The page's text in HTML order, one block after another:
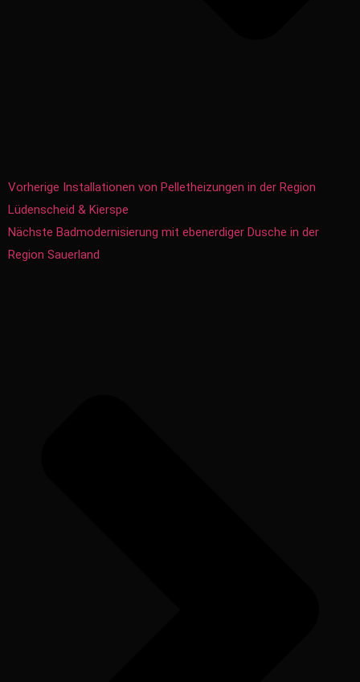
Vorherige Installationen von Pelletheizungen in der Region
Lüdenscheid & Kierspe
Nächste Badmodernisierung mit ebenerdiger Dusche in der
Region Sauerland